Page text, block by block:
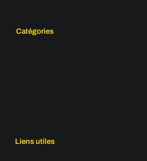
Catégories
Liens utiles